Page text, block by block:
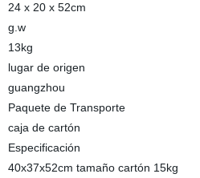
24 x 20 x 52cm
g.w
13kg
lugar de origen
guangzhou
Paquete de Transporte
caja de cartón
Especificación
40x37x52cm tamaño cartón 15kg